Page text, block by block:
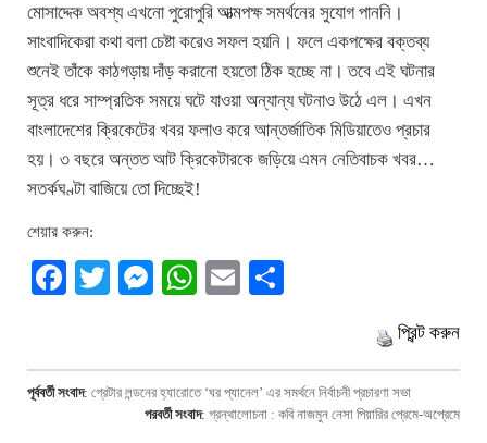
মোসাদ্দেক অবশ্য এখনো পুরোপুরি আত্মপক্ষ সমর্থনের সুযোগ পাননি।
সাংবাদিকেরা কথা বলা চেষ্টা করেও সফল হয়নি। ফলে একপক্ষের বক্তব্য
শুনেই তাঁকে কাঠগড়ায় দাঁড় করানো হয়তো ঠিক হচ্ছে না। তবে এই ঘটনার
সূত্র ধরে সাম্প্রতিক সময়ে ঘটে যাওয়া অন্যান্য ঘটনাও উঠে এল। এখন
বাংলাদেশের ক্রিকেটের খবর ফলাও করে আন্তর্জাতিক মিডিয়াতেও প্রচার
হয়। ৩ বছরে অন্তত আট ক্রিকেটারকে জড়িয়ে এমন নেতিবাচক খবর…
সতর্কঘণ্টা বাজিয়ে তো দিচ্ছেই!
শেয়ার করুন:
Facebook
TwitterMessenger
WhatsApp
Email
প্রিন্ট করুন
পূর্ববর্তী সংবাদ: গ্রেটার লন্ডনের হ্যারোতে ‘ঘর প্যানেল’ এর সমর্থনে নির্বাচনী প্রচারণা সভা
পরবর্তী সংবাদ: গ্রন্থালোচনা : কবি নাজমুন নেসা পিয়ারির প্রেমে-অপ্রেমে